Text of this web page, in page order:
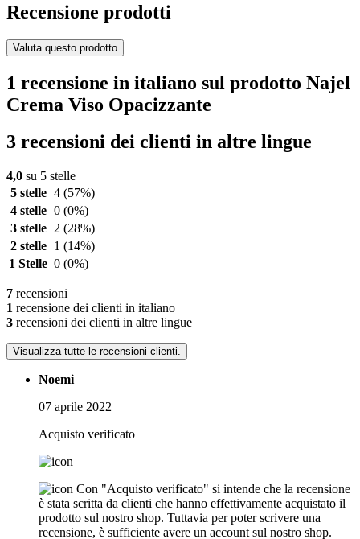
Recensione prodotti
Valuta questo prodotto
1 recensione in italiano sul prodotto Najel
Crema Viso Opacizzante
3 recensioni dei clienti in altre lingue
4,0 su 5 stelle
5 stelle 4 (57%)
4 stelle 0 (0%)
3 stelle
2 (28%)
2 stelle
1 (14%)
1 Stelle 0 (0%)
7 recensioni
1 recensione dei clienti in italiano
3 recensioni dei clienti in altre lingue
Visualizza tutte le recensioni clienti.
Noemi
07 aprile 2022
Acquisto verificato
Con "Acquisto verificato" si intende che la recensione
è stata scritta da clienti che hanno effettivamente acquistato il
prodotto sul nostro shop. Tuttavia per poter scrivere una
recensione, è sufficiente avere un account sul nostro shop.